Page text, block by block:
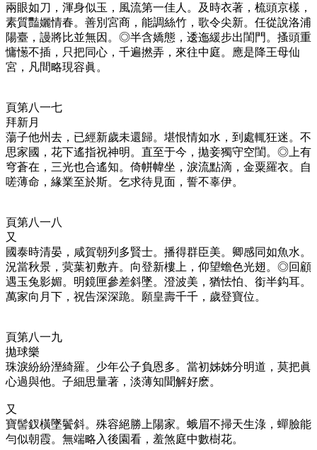
兩眼如刀，渾身似玉，風流第一佳人。及時衣著，梳頭京樣，
素質豔孋情春。善別宮商，能調絲竹，歌令尖新。任從說洛浦
陽臺，謾將比並無因。◎半含嬌態，逶迤緩步出閨門。搔頭重
慵憽不插，只把同心，千遍撚弄，來往中庭。應是降王母仙
宮，凡間略現容眞。
頁第八一七
拜新月
蕩子他州去，已經新歲未還歸。堪恨情如水，到處輒狂迷。不
思家國，花下遙指祝神明。直至于今，拋妾獨守空閨。◎上有
穹蒼在，三光也合遙知。倚帡幃坐，淚流點滴，金粟羅衣。自
嗟薄命，緣業至於斯。乞求待見面，誓不辜伊。
頁第八一八
又
國泰時清晏，咸賀朝列多賢士。播得群臣美。卿感同如魚水。
況當秋景，蓂葉初敷卉。向登新樓上，仰望蟾色光翅。◎回顧
遇玉兔影媚。明鏡匣參差斜墜。澄波美，猶怯怕、銜半鈎耳。
萬家向月下，祝告深深跪。願皇壽千千，歲登寶位。
頁第八一九
拋球樂
珠淚紛紛溼綺羅。少年公子負恩多。當初姊姊分明道，莫把眞
心過與他。子細思量著，淡薄知聞解好麽。
又
寶髻釵橫墜鬢斜。殊容絕勝上陽家。蛾眉不掃天生淥，蟬臉能
勻似朝霞。無端略入後園看，羞煞庭中數樹花。